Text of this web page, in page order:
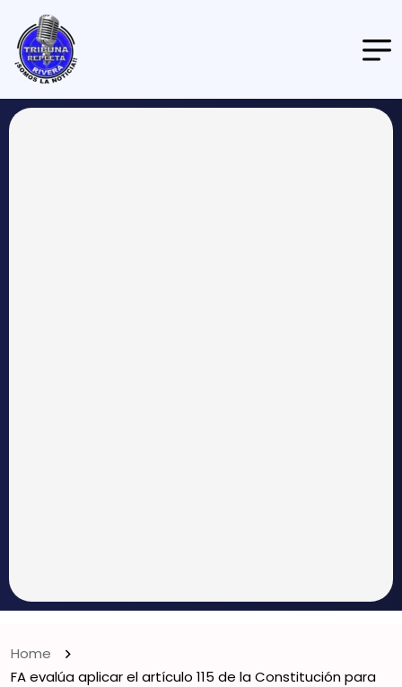
Home
FA evalúa aplicar el artículo 115 de la Constitución para